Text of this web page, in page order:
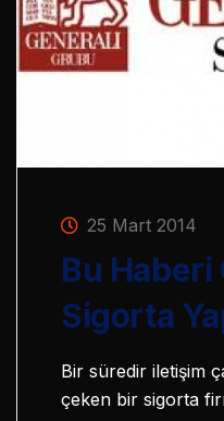
25 Mart 2014
Bu Haberi
Sigorta
Bir süredir iletişim
çeken bir sigorta